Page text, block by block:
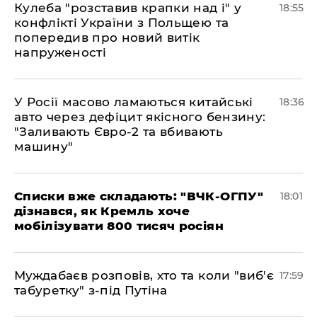
Кулеба "розставив крапки над і" у
конфлікті України з Польщею та
попередив про новий витік
напруженості
18:55
У Росії масово ламаються китайські
авто через дефіцит якісного бензину:
"Заливають Євро-2 та вбивають
машину"
18:36
Списки вже складають: "ВЧК-ОГПУ"
дізнався, як Кремль хоче
мобілізувати 800 тисяч росіян
18:01
Муждабаєв розповів, хто та коли "виб'є
табуретку" з-під Путіна
17:59